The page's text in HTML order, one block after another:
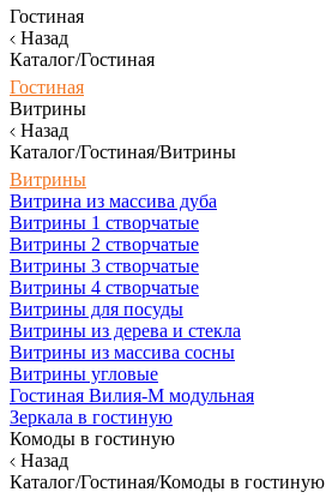
Гостиная
Назад
Каталог/Гостиная
Гостиная
Витрины
Назад
Каталог/Гостиная/Витрины
Витрины
Витрина из массива дуба
Витрины 1 створчатые
Витрины 2 створчатые
Витрины 3 створчатые
Витрины 4 створчатые
Витрины для посуды
Витрины из дерева и стекла
Витрины из массива сосны
Витрины угловые
Гостиная Вилия-М модульная
Зеркала в гостиную
Комоды в гостиную
Назад
Каталог/Гостиная/Комоды в гостиную